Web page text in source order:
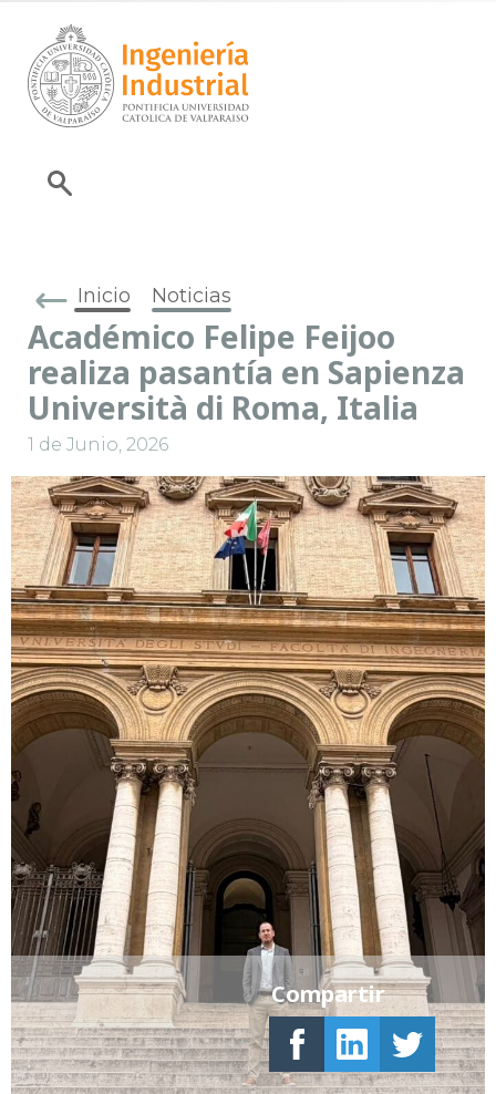
Inicio Noticias
Académico Felipe Feijoo
realiza pasantía en Sapienza
Università di Roma, Italia
1 de Junio, 2026
Compartir